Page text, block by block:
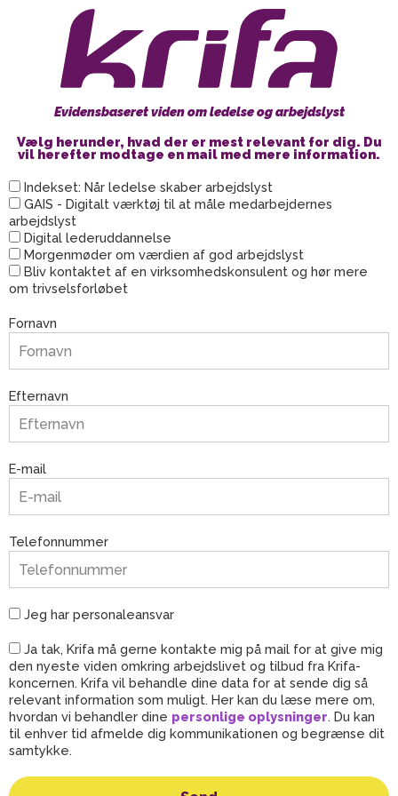
Evidensbaseret viden om ledelse og arbejdslyst
Vælg herunder, hvad der er mest relevant for dig. Du
vil herefter modtage en mail med mere information.
Indekset: Når ledelse skaber arbejdslyst
GAIS - Digitalt værktøj til at måle medarbejdernes
arbejdslyst
Digital lederuddannelse
Morgenmøder om værdien af god arbejdslyst
Bliv kontaktet af en virksomhedskonsulent og hør mere
om trivselsforløbet
Fornavn
Efternavn
E-mail
Telefonnummer
Jeg har personaleansvar
Ja tak, Krifa må gerne kontakte mig på mail for at give mig
den nyeste viden omkring arbejdslivet og tilbud fra Krifa-
koncernen. Krifa vil behandle dine data for at sende dig så
relevant information som muligt. Her kan du læse mere om,
hvordan vi behandler dine personlige oplysninger. Du kan
til enhver tid afmelde dig kommunikationen og begrænse dit
samtykke.